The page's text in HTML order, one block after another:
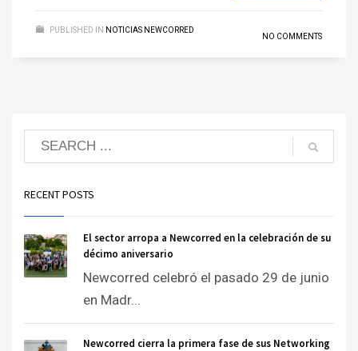
PUBLISHED IN NOTICIAS NEWCORRED
NO COMMENTS
RECENT POSTS
El sector arropa a Newcorred en la celebración de su
décimo aniversario
Newcorred celebró el pasado 29 de junio
en Madr...
Newcorred cierra la primera fase de sus Networking